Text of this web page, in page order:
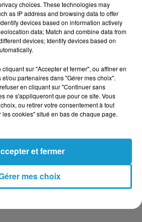
que vous avez exprimé. Si
merci de nous donner
cliquant sur le bouton ci-
dessous.
l'élément
Voir plus
choices. These technologies may
as IP address and browsing data to offer
devices based on information actively
data; Match and combine data from
devices; Identify devices based on
sur "Accepter et fermer", ou affiner en
ou partenaires dans "Gérer mes choix".
en cliquant sur "Continuer sans
ne s'appliqueront que pour ce site. Vous
ou retirer votre consentement à tout
cookies" situé en bas de chaque page.
mes choix
et fermer